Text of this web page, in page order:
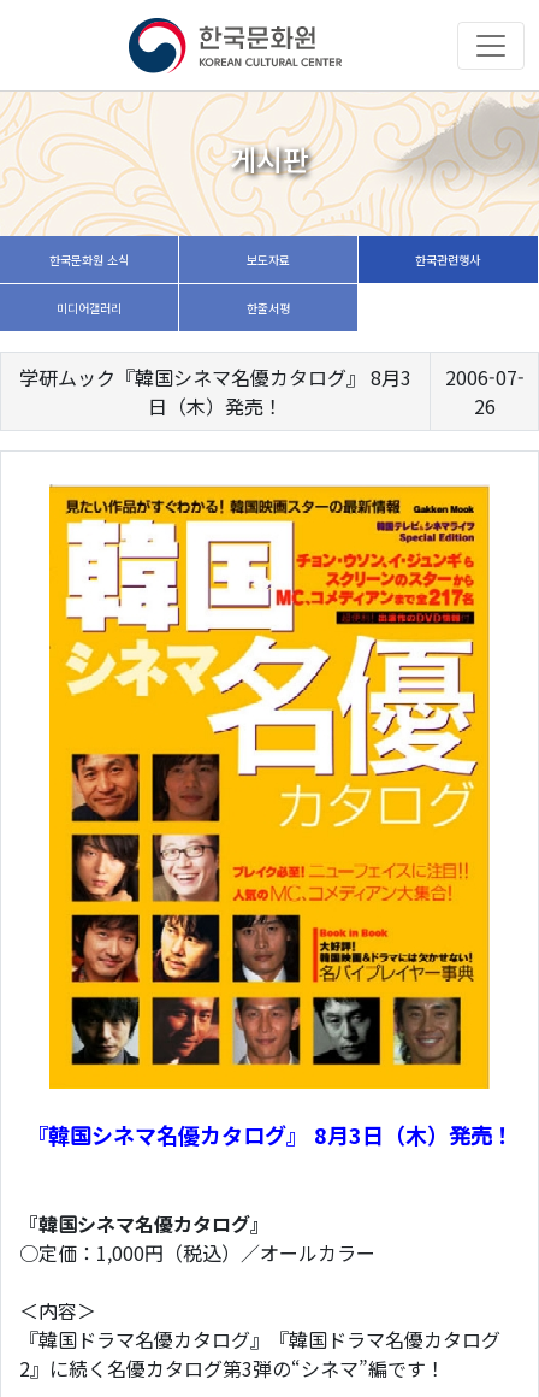
게시판
한국문화원 소식 보도자료 한국관련행사
미디어갤러리 한줄서평
学研ムック『韓国シネマ名優カタログ』 8月3
日（木）発売！
2006-07-
26
『韓国シネマ名優カタログ』 8月3日（木）発売！
『韓国シネマ名優カタログ』
○定価：1,000円（税込）／オールカラー
＜内容＞
『韓国ドラマ名優カタログ』『韓国ドラマ名優カタログ
2』に続く名優カタログ第3弾の“シネマ”編です！